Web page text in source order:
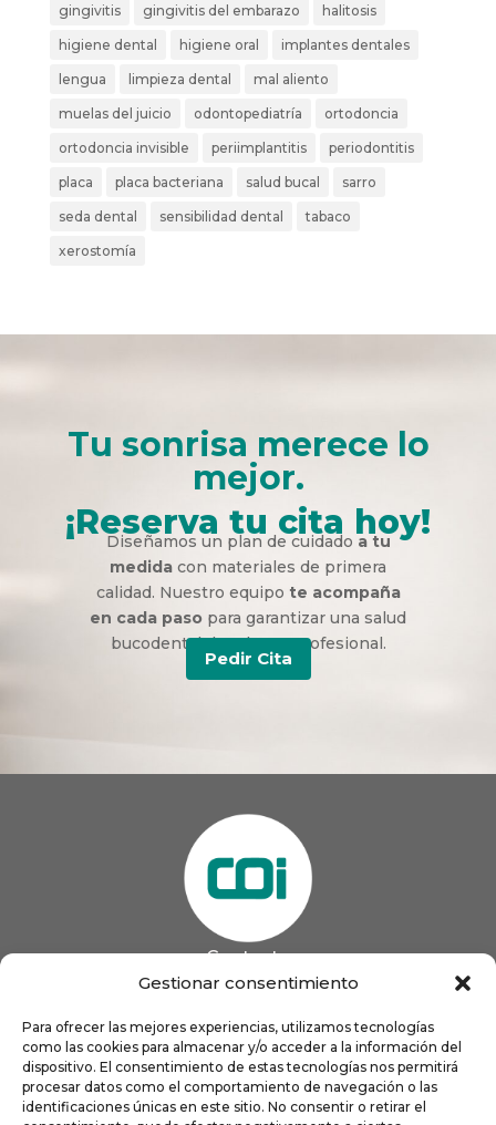
Gestionar consentimiento
Para ofrecer las mejores experiencias, utilizamos tecnologías
como las cookies para almacenar y/o acceder a la información del
dispositivo. El consentimiento de estas tecnologías nos permitirá
procesar datos como el comportamiento de navegación o las
identificaciones únicas en este sitio. No consentir o retirar el
gingivitis gingivitis del embarazo halitosis
higiene dental higiene oral implantes dentales
lengua limpieza dental mal aliento
muelas del juicio odontopediatría ortodoncia
ortodoncia invisible periimplantitis periodontitis
placa placa bacteriana salud bucal sarro
seda dental sensibilidad dental tabaco
xerostomía
Tu sonrisa merece lo
mejor.
¡Reserva tu cita hoy!
Diseñamos un plan de cuidado a tu
medida con materiales de primera
calidad. Nuestro equipo te acompaña
en cada paso para garantizar una salud
bucodental duradera y profesional.
Pedir Cita
Contacto
 coigijon@gmail.com
Horario
Lun
9:00 a 13:00 - 16:00 a 21:00
Mar
9:00 a 13:00 - 16:00 a 20:00
Mié
9:00 a 14:00 - 16:00 a 19:00